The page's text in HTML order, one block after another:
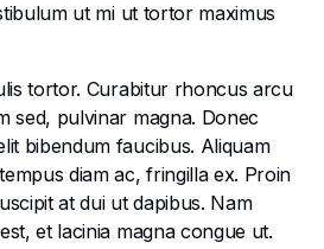
ut mi ut tortor maximus
tortor. Curabitur rhoncus arcu
sed, pulvinar magna. Donec
bibendum faucibus. Aliquam
diam ac, fringilla ex. Proin
at dui ut dapibus. Nam
et lacinia magna congue ut.